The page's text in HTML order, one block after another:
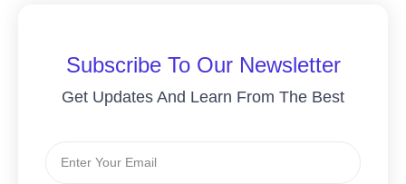
Subscribe To Our Newsletter
Get Updates And Learn From The Best